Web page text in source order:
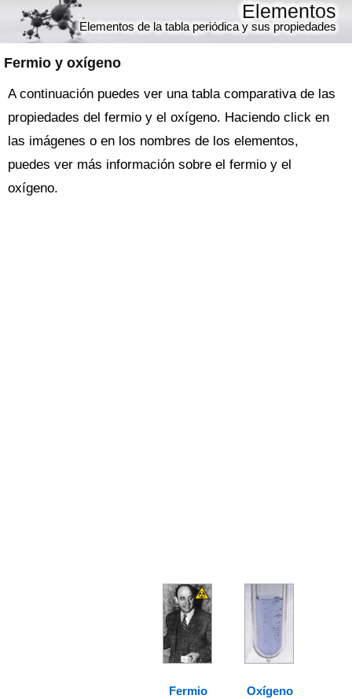
Fermio y oxígeno
Elementos
Elementos de la tabla periódica y sus propiedades
A continuación puedes ver una tabla comparativa de las
propiedades del fermio y el oxígeno. Haciendo click en
las imágenes o en los nombres de los elementos,
puedes ver más información sobre el fermio y el
oxígeno.
Fermio
Oxígeno